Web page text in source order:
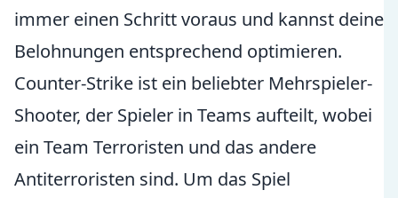
immer einen Schritt voraus und kannst deine
Belohnungen entsprechend optimieren.
Counter-Strike ist ein beliebter Mehrspieler-
Shooter, der Spieler in Teams aufteilt, wobei
ein Team Terroristen und das andere
Antiterroristen sind. Um das Spiel